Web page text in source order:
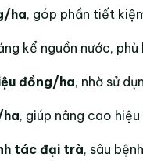
ha, góp phần tiết
kể nguồn nước,
đồng/ha, nhờ sử
, giúp nâng cao
tác đại trà, sâu